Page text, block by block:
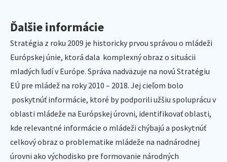
Ďalšie informácie
Stratégia z roku 2009 je historicky prvou správou o mládeži
Európskej únie, ktorá dala komplexný obraz o situácii
mladých ľudí v Európe. Správa nadväzuje na novú Stratégiu
EÚ pre mládež na roky 2010 – 2018. Jej cieľom bolo
poskytnúť informácie, ktoré by podporili užšiu spoluprácu v
oblasti mládeže na Európskej úrovni, identifikovať oblasti,
kde relevantné informácie o mládeži chýbajú a poskytnúť
celkový obraz o problematike mládeže na nadnárodnej
úrovni ako východisko pre formovanie národných